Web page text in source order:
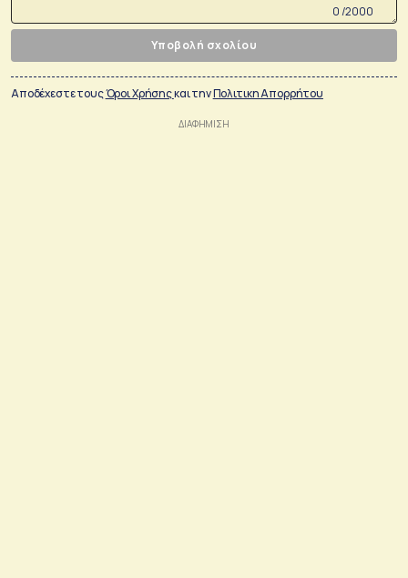
0 /2000
Υποβολή σχολίου
Αποδέχεστε τουςΌροι Χρήσηςκαι τηνΠολιτικη Απορρήτου